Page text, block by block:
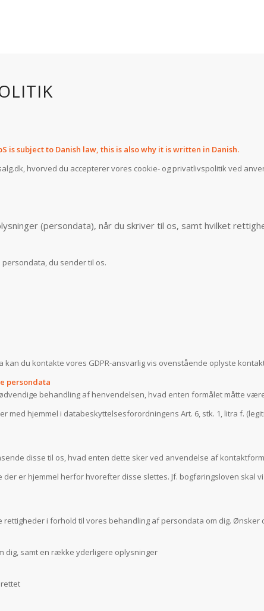
is subject to Danish law, this is also why it is written in Danish.
hvorved du accepterer vores cookie- og privatlivspolitik ved
(persondata), når du skriver til os, samt hvilket
du sender til os.
du kontakte vores GDPR-ansvarlig vis ovenstående oplyste
persondata
behandling af henvendelsen, hvad enten formålet måtte
med hjemmel i databeskyttelsesforordningens Art. 6, stk. 1, litra f.
disse til os, hvad enten dette sker ved anvendelse af
er hjemmel herfor hvorefter disse slettes. Jf. bogføringsloven skal
i forhold til vores behandling af persondata om dig. Ønsker
dig, samt en række yderligere oplysninger